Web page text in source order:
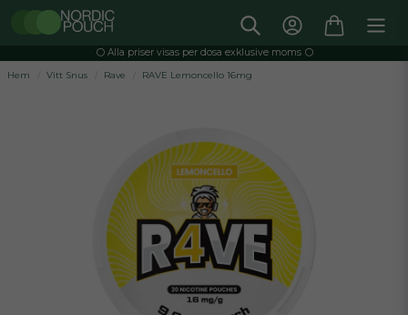
⚪️ Alla priser visas per dosa exklusive moms ⚪️
Hem
Vitt Snus Rave RAVE Lemoncello 16mg